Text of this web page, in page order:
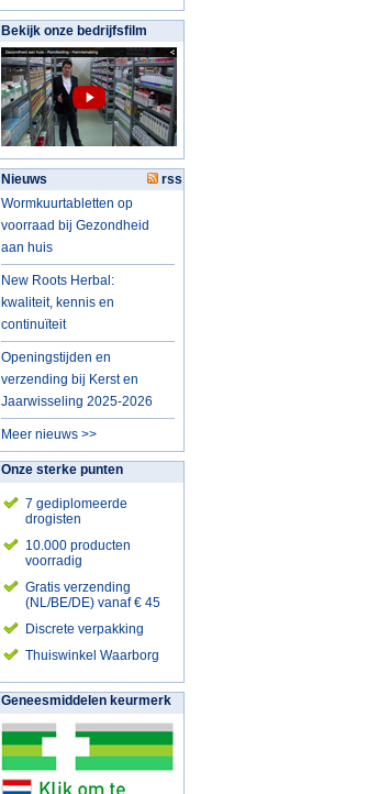
Bekijk onze bedrijfsfilm
Nieuws
rss
Wormkuurtabletten op
voorraad bij Gezondheid
aan huis
New Roots Herbal:
kwaliteit, kennis en
continuïteit
Openingstijden en
verzending bij Kerst en
Jaarwisseling 2025-2026
Meer nieuws >>
Onze sterke punten
7 gediplomeerde
drogisten
10.000 producten
voorradig
Gratis verzending
(NL/BE/DE) vanaf € 45
Discrete verpakking
Thuiswinkel Waarborg
Geneesmiddelen keurmerk